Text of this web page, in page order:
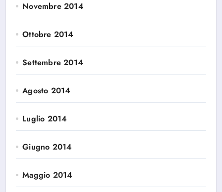
Novembre 2014
Ottobre 2014
Settembre 2014
Agosto 2014
Luglio 2014
Giugno 2014
Maggio 2014